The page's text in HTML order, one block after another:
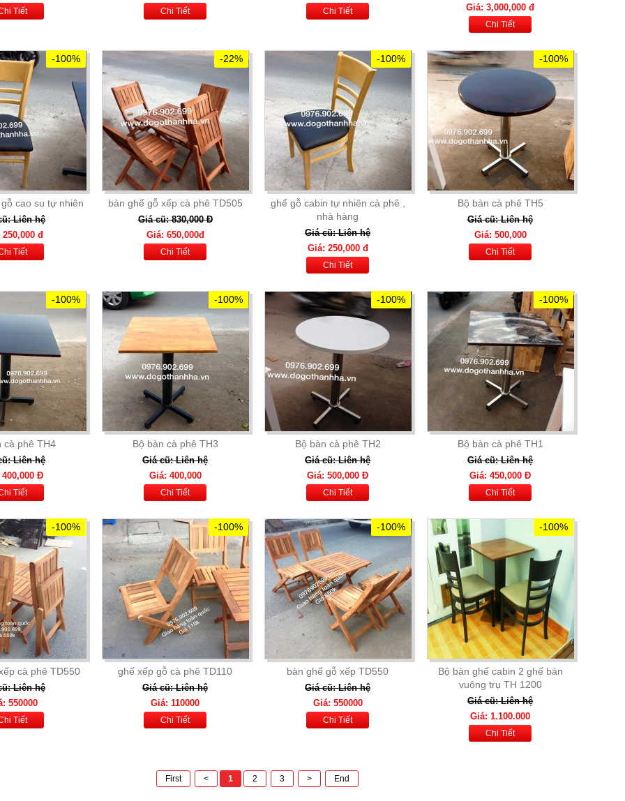
Tiết Chi Tiết Chi Tiết
Giá: 3,000,000 đ
Chi Tiết
-100%
cao su tự nhiên
Liên hệ
250,000 đ
Tiết
-22%
bàn ghế gỗ xếp cà phê TD505
Giá cũ: 830,000 Đ
Giá: 650,000đ
Chi Tiết
-100%
ghế gỗ cabin tự nhiên cà phê ,
nhà hàng
Giá cũ: Liên hệ
Giá: 250,000 đ
Chi Tiết
-100%
Bộ bàn cà phê TH5
Giá cũ: Liên hệ
Giá: 500,000
Chi Tiết
-100%
cà phê TH4
Liên hệ
Đ
Tiết
-100%
Bộ bàn cà phê TH3
Giá cũ: Liên hệ
Giá: 400,000
Chi Tiết
-100%
Bộ bàn cà phê TH2
Giá cũ: Liên hệ
Giá: 500,000 Đ
Chi Tiết
-100%
Bộ bàn cà phê TH1
Giá cũ: Liên hệ
Giá: 450,000 Đ
Chi Tiết
-100%
cà phê TD550
Liên hệ
550000
Tiết
-100%
ghế xếp gỗ cà phê TD110
Giá cũ: Liên hệ
Giá: 110000
Chi Tiết
-100%
bàn ghế gỗ xếp TD550
Giá cũ: Liên hệ
Giá: 550000
Chi Tiết
-100%
Bộ bàn ghế cabin 2 ghế bàn
vuông trụ TH 1200
Giá cũ: Liên hệ
Giá: 1.100.000
Chi Tiết
First < 1 2 3 > End